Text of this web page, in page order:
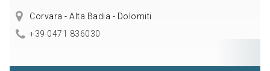
Corvara - Alta Badia - Dolomiti
+39 0471 836030